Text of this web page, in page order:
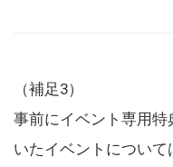
（補足3）
事前にイベント専用
いたイベントについて